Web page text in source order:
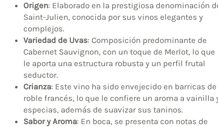
Origen: Elaborado en la prestigiosa denominación
Saint-Julien, conocida por sus vinos elegantes y
complejos.
Variedad de Uvas: Composición predominante de
Cabernet Sauvignon, con un toque de Merlot, lo que
le aporta una estructura robusta y un perfil frutal
seductor.
Crianza: Este vino ha sido envejecido en barricas de
roble francés, lo que le confiere un aroma a vainilla
especias, además de suavizar sus taninos.
Sabor y Aroma: En boca, se presenta con notas de